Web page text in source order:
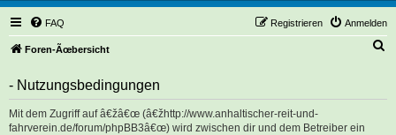
FAQ Anmelden
Registrieren
Foren-Ãœbersicht
- Nutzungsbedingungen
Mit dem Zugriff auf â€žâ€œ (â€žhttp://www.anhaltischer-reit-und-
fahrverein.de/forum/phpBB3â€œ) wird zwischen dir und dem Betreiber ein